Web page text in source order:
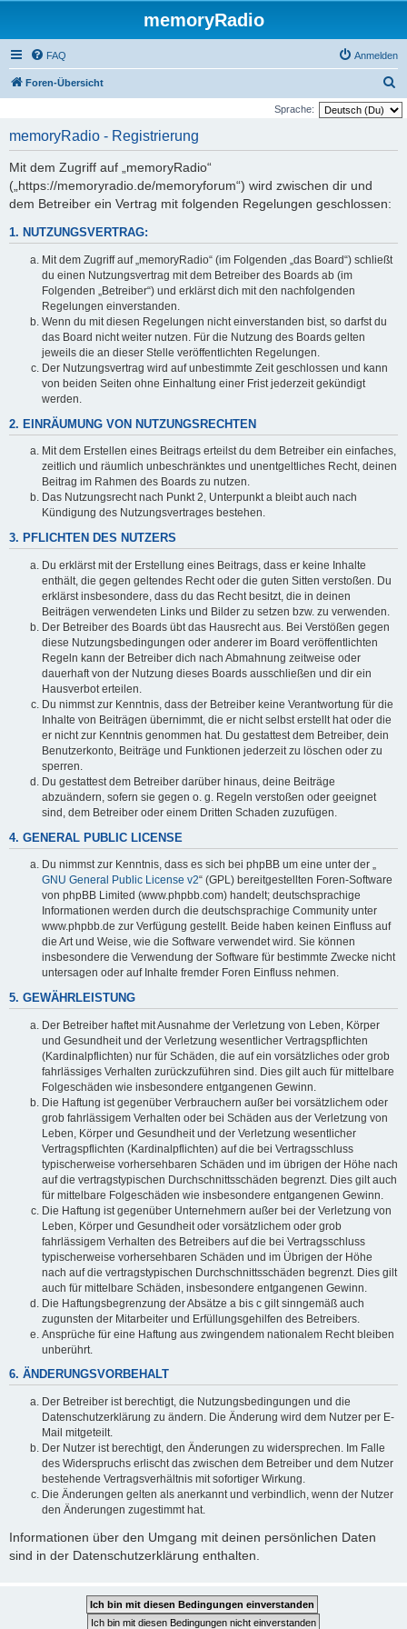
memoryRadio
FAQ Anmelden
Foren-Übersicht
u
Sprache:
memoryRadio - Registrierung
Mit dem Zugriff auf „memoryRadio“
(„https://memoryradio.de/memoryforum“) wird zwischen dir und
dem Betreiber ein Vertrag mit folgenden Regelungen geschlossen:
1. NUTZUNGSVERTRAG:
Mit dem Zugriff auf „memoryRadio“ (im Folgenden „das Board“) schließt
du einen Nutzungsvertrag mit dem Betreiber des Boards ab (im
Folgenden „Betreiber“) und erklärst dich mit den nachfolgenden
Regelungen einverstanden.
Wenn du mit diesen Regelungen nicht einverstanden bist, so darfst du
das Board nicht weiter nutzen. Für die Nutzung des Boards gelten
jeweils die an dieser Stelle veröffentlichten Regelungen.
Der Nutzungsvertrag wird auf unbestimmte Zeit geschlossen und kann
von beiden Seiten ohne Einhaltung einer Frist jederzeit gekündigt
werden.
2. EINRÄUMUNG VON NUTZUNGSRECHTEN
Mit dem Erstellen eines Beitrags erteilst du dem Betreiber ein einfaches,
zeitlich und räumlich unbeschränktes und unentgeltliches Recht, deinen
Beitrag im Rahmen des Boards zu nutzen.
Das Nutzungsrecht nach Punkt 2, Unterpunkt a bleibt auch nach
Kündigung des Nutzungsvertrages bestehen.
3. PFLICHTEN DES NUTZERS
Du erklärst mit der Erstellung eines Beitrags, dass er keine Inhalte
enthält, die gegen geltendes Recht oder die guten Sitten verstoßen. Du
erklärst insbesondere, dass du das Recht besitzt, die in deinen
Beiträgen verwendeten Links und Bilder zu setzen bzw. zu verwenden.
Der Betreiber des Boards übt das Hausrecht aus. Bei Verstößen gegen
diese Nutzungsbedingungen oder anderer im Board veröffentlichten
Regeln kann der Betreiber dich nach Abmahnung zeitweise oder
dauerhaft von der Nutzung dieses Boards ausschließen und dir ein
Hausverbot erteilen.
Du nimmst zur Kenntnis, dass der Betreiber keine Verantwortung für die
Inhalte von Beiträgen übernimmt, die er nicht selbst erstellt hat oder die
er nicht zur Kenntnis genommen hat. Du gestattest dem Betreiber, dein
Benutzerkonto, Beiträge und Funktionen jederzeit zu löschen oder zu
sperren.
Du gestattest dem Betreiber darüber hinaus, deine Beiträge
abzuändern, sofern sie gegen o. g. Regeln verstoßen oder geeignet
sind, dem Betreiber oder einem Dritten Schaden zuzufügen.
4. GENERAL PUBLIC LICENSE
Du nimmst zur Kenntnis, dass es sich bei phpBB um eine unter der „
GNU General Public License v2“ (GPL) bereitgestellten Foren-Software
von phpBB Limited (www.phpbb.com) handelt; deutschsprachige
Informationen werden durch die deutschsprachige Community unter
www.phpbb.de zur Verfügung gestellt. Beide haben keinen Einfluss auf
die Art und Weise, wie die Software verwendet wird. Sie können
insbesondere die Verwendung der Software für bestimmte Zwecke nicht
untersagen oder auf Inhalte fremder Foren Einfluss nehmen.
5. GEWÄHRLEISTUNG
Der Betreiber haftet mit Ausnahme der Verletzung von Leben, Körper
und Gesundheit und der Verletzung wesentlicher Vertragspflichten
(Kardinalpflichten) nur für Schäden, die auf ein vorsätzliches oder grob
fahrlässiges Verhalten zurückzuführen sind. Dies gilt auch für mittelbare
Folgeschäden wie insbesondere entgangenen Gewinn.
Die Haftung ist gegenüber Verbrauchern außer bei vorsätzlichem oder
grob fahrlässigem Verhalten oder bei Schäden aus der Verletzung von
Leben, Körper und Gesundheit und der Verletzung wesentlicher
Vertragspflichten (Kardinalpflichten) auf die bei Vertragsschluss
typischerweise vorhersehbaren Schäden und im übrigen der Höhe nach
auf die vertragstypischen Durchschnittsschäden begrenzt. Dies gilt auch
für mittelbare Folgeschäden wie insbesondere entgangenen Gewinn.
Die Haftung ist gegenüber Unternehmern außer bei der Verletzung von
Leben, Körper und Gesundheit oder vorsätzlichem oder grob
fahrlässigem Verhalten des Betreibers auf die bei Vertragsschluss
typischerweise vorhersehbaren Schäden und im Übrigen der Höhe
nach auf die vertragstypischen Durchschnittsschäden begrenzt. Dies gilt
auch für mittelbare Schäden, insbesondere entgangenen Gewinn.
Die Haftungsbegrenzung der Absätze a bis c gilt sinngemäß auch
zugunsten der Mitarbeiter und Erfüllungsgehilfen des Betreibers.
Ansprüche für eine Haftung aus zwingendem nationalem Recht bleiben
unberührt.
6. ÄNDERUNGSVORBEHALT
Der Betreiber ist berechtigt, die Nutzungsbedingungen und die
Datenschutzerklärung zu ändern. Die Änderung wird dem Nutzer per E-
Mail mitgeteilt.
Der Nutzer ist berechtigt, den Änderungen zu widersprechen. Im Falle
des Widerspruchs erlischt das zwischen dem Betreiber und dem Nutzer
bestehende Vertragsverhältnis mit sofortiger Wirkung.
Die Änderungen gelten als anerkannt und verbindlich, wenn der Nutzer
den Änderungen zugestimmt hat.
Informationen über den Umgang mit deinen persönlichen Daten
sind in der Datenschutzerklärung enthalten.